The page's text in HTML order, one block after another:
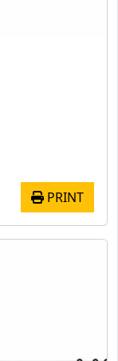
PRINT